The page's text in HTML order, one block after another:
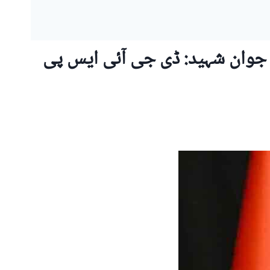
جعفر ایکسپریس حملہ؛ آپریشن مکمل، تمام 33 دہشتگرد ہلاک، 21 مسافر، 4 جوان شہید: ڈی جی آئی ایس پی